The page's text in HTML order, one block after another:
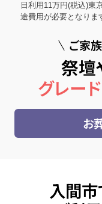
日利用11万円(税込)東
途費用が必要となりま
ご家
祭壇
グレー
お
入間市